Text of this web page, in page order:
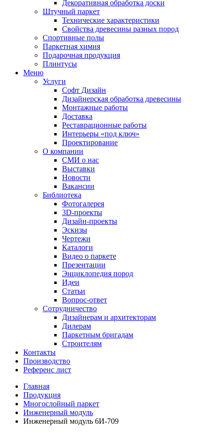
Декоративная обработка доски
Штучный паркет
Технические характеристики
Свойства древесины разных пород
Спортивные полы
Паркетная химия
Подарочная продукция
Плинтусы
Меню
Услуги
Софт Дизайн
Дизайнерская обработка древесины
Монтажные работы
Доставка
Реставрационные работы
Интерьеры «под ключ»
Проектирование
О компании
СМИ о нас
Выставки
Новости
Вакансии
Библиотека
Фотогалерея
3D-проекты
Дизайн-проекты
Эскизы
Чертежи
Каталоги
Видео о паркете
Презентации
Энциклопедия пород
Идеи
Статьи
Вопрос-ответ
Сотрудничество
Дизайнерам и архитекторам
Дилерам
Паркетным бригадам
Строителям
Контакты
Производство
Референс лист
Главная
Продукция
Многослойный паркет
Инженерный модуль
Инженерный модуль 6И-709